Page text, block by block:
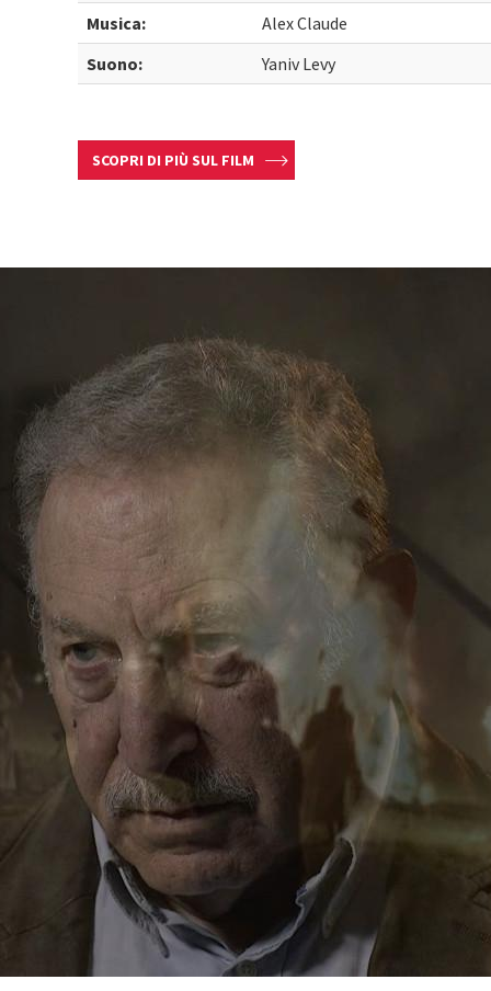
Musica:
Alex Claude
Suono:
Yaniv Levy
SCOPRI DI PIÙ SUL FILM